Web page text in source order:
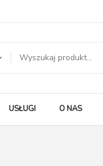
USŁUGI O NAS